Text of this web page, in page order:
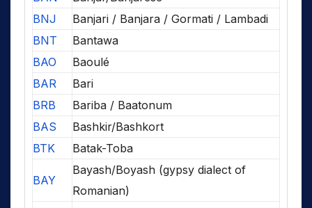
BNJ
Banjari / Banjara / Gormati / Lambadi
BNT
Bantawa
BAO
Baoulé
BAR
Bari
BRB
Bariba / Baatonum
BAS
Bashkir/Bashkort
BTK
Batak-Toba
BAY
Bayash/Boyash (gypsy dialect of
Romanian)